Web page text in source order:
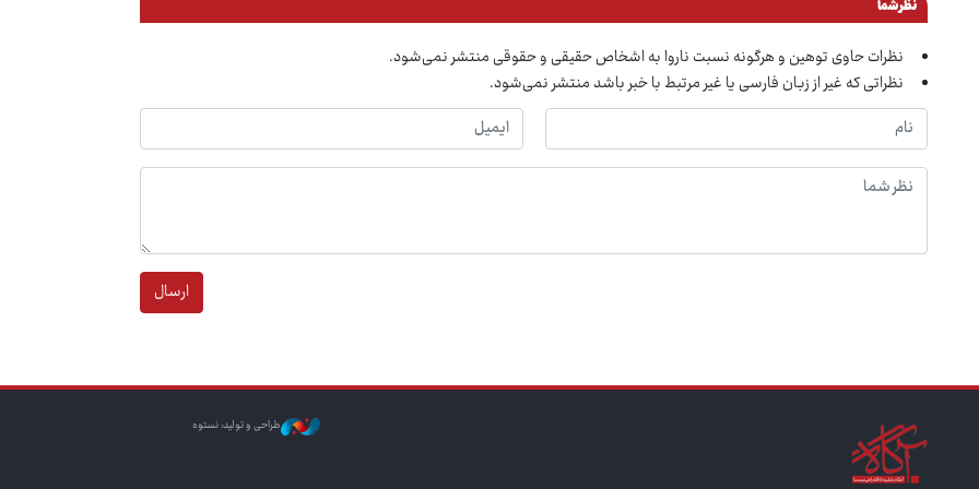
نظر شما
نظرات حاوی توهین و هرگونه نسبت ناروا به اشخاص حقیقی و حقوقی منتشر نمی‌شود.
نظراتی که غیر از زبان فارسی یا غیر مرتبط با خبر باشد منتشر نمی‌شود.
ارسال
طراحی و تولید: نستوه